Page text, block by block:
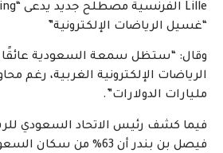
“غسيل الرياضات الإلكترونية”
وقال: “ستظل سمعة السعودية عائقًا
الرياضات الإلكترونية الغربية، رغم
مليارات الدولارات”.
فيما كشف رئيس الاتحاد السعودي
فيصل بن بندر أن 63% من